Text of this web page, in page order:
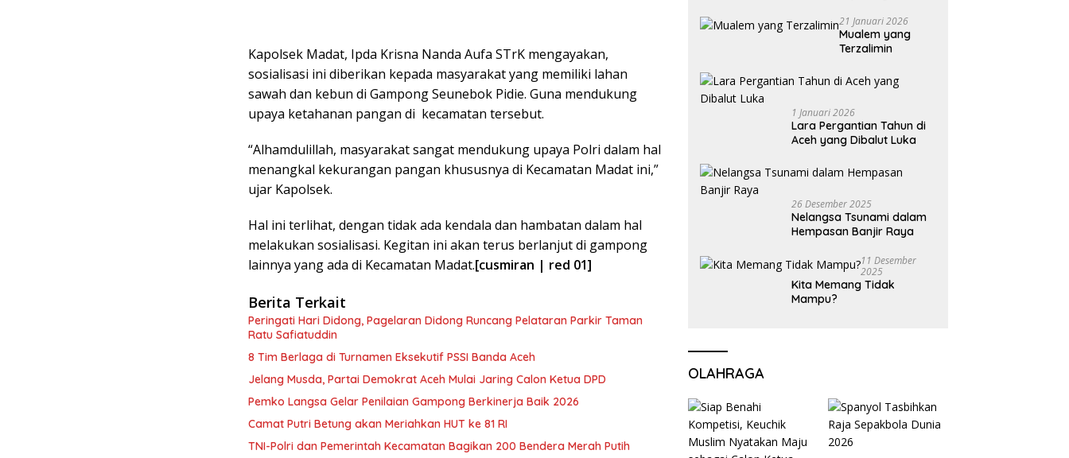
Kapolsek Madat, Ipda Krisna Nanda Aufa STrK mengayakan,
sosialisasi ini diberikan kepada masyarakat yang memiliki lahan
sawah dan kebun di Gampong Seunebok Pidie. Guna mendukung
upaya ketahanan pangan di kecamatan tersebut.
“Alhamdulillah, masyarakat sangat mendukung upaya Polri dalam hal
menangkal kekurangan pangan khususnya di Kecamatan Madat ini,”
ujar Kapolsek.
Hal ini terlihat, dengan tidak ada kendala dan hambatan dalam hal
melakukan sosialisasi. Kegitan ini akan terus berlanjut di gampong
lainnya yang ada di Kecamatan Madat.[cusmiran | red 01]
Berita Terkait
Peringati Hari Didong, Pagelaran Didong Runcang Pelataran Parkir Taman
Ratu Safiatuddin
8 Tim Berlaga di Turnamen Eksekutif PSSI Banda Aceh
Jelang Musda, Partai Demokrat Aceh Mulai Jaring Calon Ketua DPD
Pemko Langsa Gelar Penilaian Gampong Berkinerja Baik 2026
Camat Putri Betung akan Meriahkan HUT ke 81 RI
TNI-Polri dan Pemerintah Kecamatan Bagikan 200 Bendera Merah Putih
21 Januari 2026
Mualem yang
Terzalimin
1 Januari 2026
Lara Pergantian Tahun di
Aceh yang Dibalut Luka
26 Desember 2025
Nelangsa Tsunami dalam
Hempasan Banjir Raya
11 Desember
2025
Kita Memang Tidak
Mampu?
OLAHRAGA